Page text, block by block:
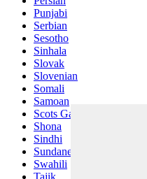
Punjabi
Serbian
Sesotho
Sinhala
Slovak
Slovenian
Somali
Samoan
Scots Gaelic
Shona
Sindhi
Sundanese
Swahili
Tajik